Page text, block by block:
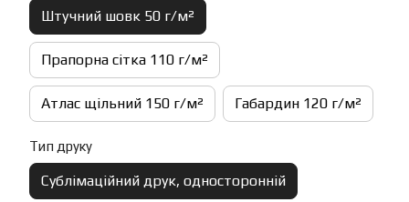
Штучний шовк 50 г/м²
Прапорна сітка 110 г/м²
Атлас щільний 150 г/м² Габардин 120 г/м²
Тип друку
Сублімаційний друк, односторонній